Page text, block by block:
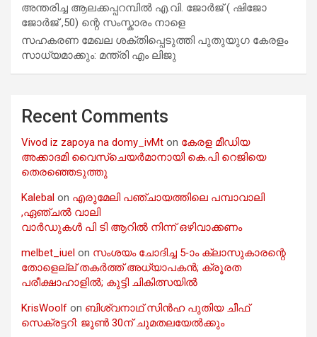
അന്തരിച്ച ആ​ല​ക്ക​പ്പ​റമ്പിൽ​ എ.​വി. ജോ​ർ​ജ് ( ഷിജോ
ജോർജ് ,50) ന്റെ സംസ്കാരം നാളെ
സഹകരണ മേഖല ശക്തിപ്പെടുത്തി പുതുയുഗ കേരളം
സാധ്യമാക്കും: മന്ത്രി എം ലിജു
Recent Comments
Vivod iz zapoya na domy_ivMt on കേരള മീഡിയ
അക്കാദമി വൈസ്ചെയർമാനായി കെ.പി റെജിയെ
തെരഞ്ഞെടുത്തു
Kalebal on എരുമേലി പഞ്ചായത്തിലെ പമ്പാവാലി
,ഏഞ്ചൽ വാലി
വാർഡുകൾ പി ടി ആറിൽ നിന്ന് ഒഴിവാക്കണം
melbet_iuel on സംശയം ചോദിച്ച 5-ാം ക്ലാസുകാരന്റെ
തോളെല്ല് തകർത്ത് അധ്യാപകൻ; ക്രൂരത
പരീക്ഷാഹാളിൽ; കുട്ടി ചികിത്സയിൽ
KrisWoolf on ബിശ്വനാഥ് സിൻഹ പുതിയ ചീഫ്
സെക്രട്ടറി: ജൂൺ 30ന് ചുമതലയേൽക്കും